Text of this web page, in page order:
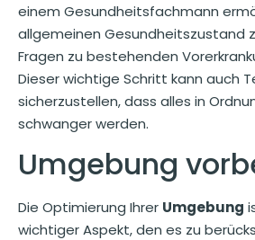
einem Gesundheitsfachmann
allgemeinen Gesundheitszustand
Fragen zu bestehenden
Dieser wichtige Schritt kann auch
sicherzustellen, dass alles in
schwanger werden.
Umgebung
Die Optimierung Ihrer Umgebung
wichtiger Aspekt, den es zu